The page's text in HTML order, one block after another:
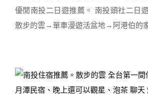
優閒南投二日遊推薦。 南投頭社二日
散步的雲→單車漫遊活盆地→阿港伯的